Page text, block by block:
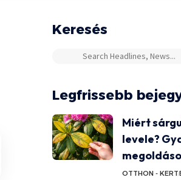
Keresés
Legfrissebb
Miért
levele?
OTTHON - KERT